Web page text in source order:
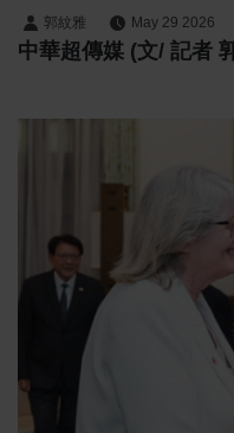
與科技合作
郭紋雅 May 29 2026
中華超傳媒 (文/ 記者